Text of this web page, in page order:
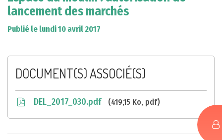
lancement des marchés
Publié le lundi 10 avril 2017
DOCUMENT(S) ASSOCIÉ(S)
DEL_2017_030.pdf 419,15 Ko, pdf